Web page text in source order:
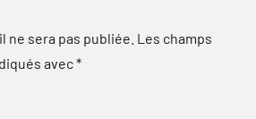
ne sera pas publiée. Les champs
avec*